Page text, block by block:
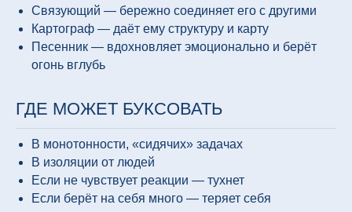
Связующий — бережно соединяет его с другими
Картограф — даёт ему структуру и карту
Песенник — вдохновляет эмоционально и берёт
огонь вглубь
ГДЕ МОЖЕТ БУКСОВАТЬ
В монотонности, «сидячих» задачах
В изоляции от людей
Если не чувствует реакции — тухнет
Если берёт на себя много — теряет себя